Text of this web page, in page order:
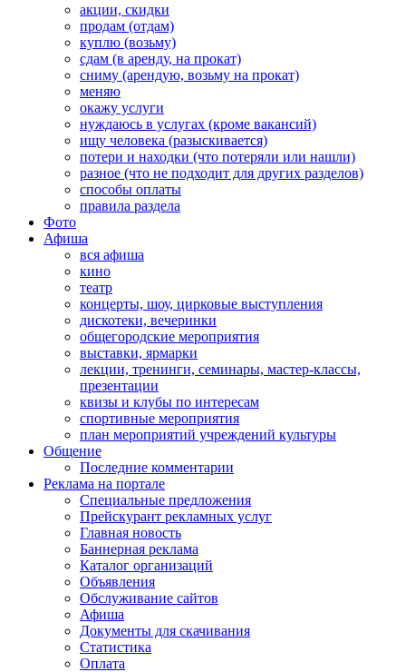
акции, скидки
продам (отдам)
куплю (возьму)
сдам (в аренду, на прокат)
сниму (арендую, возьму на прокат)
меняю
окажу услуги
нуждаюсь в услугах (кроме вакансий)
ищу человека (разыскивается)
потери и находки (что потеряли или нашли)
разное (что не подходит для других разделов)
способы оплаты
правила раздела
Фото
Афиша
вся афиша
кино
театр
концерты, шоу, цирковые выступления
дискотеки, вечеринки
общегородские мероприятия
выставки, ярмарки
лекции, тренинги, семинары, мастер-классы,
презентации
квизы и клубы по интересам
спортивные мероприятия
план мероприятий учреждений культуры
Общение
Последние комментарии
Реклама на портале
Специальные предложения
Прейскурант рекламных услуг
Главная новость
Баннерная реклама
Каталог организаций
Объявления
Обслуживание сайтов
Афиша
Документы для скачивания
Статистика
Оплата